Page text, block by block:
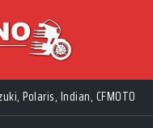
Polaris, Indian, CFMOTO